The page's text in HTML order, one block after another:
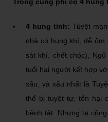
4 hung tinh: Tuyệt
nhà có hung khí, dễ
sát khí, chết chóc),
tuổi hai người kết hợp
xấu, và xấu nhất là
thể bị tuyệt tự, tổn hại
bệnh tật. Nhưng ta